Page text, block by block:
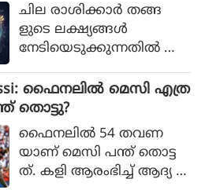
ചില രാശിക്കാര്‍ തങ്ങ
ളുടെ ലക്ഷ്യങ്ങള്‍
നേടിയെടുക്കുന്നതില്‍ അ
മുള്ളവരുമാണെന്ന് പറയ
പ്പെടുന്നു. എത്ര പരാജയ
ങ്ങള്‍ നേരിട്ടാലും അവര്‍
തങ്ങളുടെ സ്വപ്നങ്ങള്‍
സാക്ഷാത്കരിക്കാന്‍ ശ്ര
മിച്ചുകൊണ്ടിരിക്കും.
ഫൈനലിൽ മെസി എത്ര
തൊട്ടു?
ഫൈനലിൽ 54 തവണ
യാണ് മെസി പന്ത് തൊട്ട
ത്. കളി ആരംഭിച്ച് ആദ്യ 1